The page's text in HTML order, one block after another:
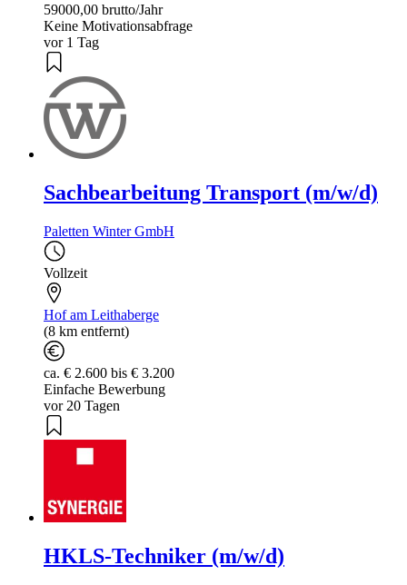
59000,00 brutto/Jahr
Keine Motivationsabfrage
vor 1 Tag
Sachbearbeitung Transport (m/w/d)
Paletten Winter GmbH
Vollzeit
Hof am Leithaberge
(8 km entfernt)
ca. € 2.600 bis € 3.200
Einfache Bewerbung
vor 20 Tagen
HKLS-Techniker (m/w/d)